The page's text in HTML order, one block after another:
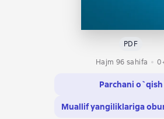
PDF
Hajm 96 sahifa
Parchani o`qish
Muallif yangiliklariga